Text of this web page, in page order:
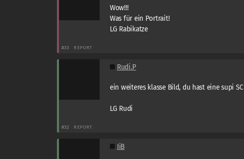
Wow!!!
Was für ein Portrait!
LG Rabikatze
#33 REPORT
Rudi.P
ein weiteres klasse Bild, du hast eine supi SC
LG Rudi
#32 REPORT
JiB